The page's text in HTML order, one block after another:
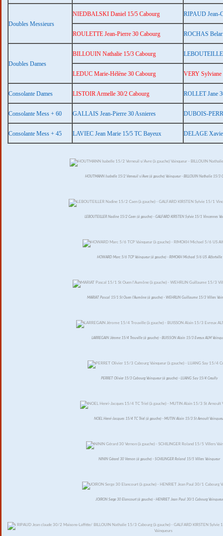
Doubles Messieurs
NIEDBALSKI Daniel 15/5 Cabourg RIPAUD Jean-
ROULETTE Jean-Pierre 30 Cabourg ROCHAS
Doubles Dames
BILLOUIN Nathalie 15/3 Cabourg
LEDUC Marie-Hélène 30 Cabourg VERY Sylviane
Consolante Dames LISTOIR Armelle 30/2 Cabourg ROLLET Jane
Consolante Mess + 60 GALLAIS Jean-Pierre 30 Asnieres DUBOIS-
Consolante Mess + 45 LAVIEC Jean Marie 15/5 TC Bayeux DELAGE
HOUTMANN Isabelle 15/2 Verneuil s/Avre (à gauche) Vainqueur - BILLOUIN Nathalie 15/3
LEBOUTEILLER Nadine 15/2 Caen (à gauche) - GALFARD KIRSTEN Sylvie 15/1 Vincennes
HOWARD Marc 5/6 TCP Vainqueur (à gauche) - RIMOKH Michael 5/6 US Alfortville
MARIAT Pascal 15/1 St Ouen l'Aumône (à gauche) - WEHRLIN Guillaume 15/3 Villers
LARREGAIN Jérome 15/4 Trouville (à gauche) - BUISSON Alain 15/3 Evreux ALM
PERRET Olivier 15/3 Cabourg Vainqueur (à gauche) - LUANG Say 15/4 Creully
NOEL Henri-Jacques 15/4 TC Triel (à gauche) - MUTIN Alain 15/3 St Arnoult
NININ Gérard 30 Vernon (à gauche) - SCHILINGER Roland 15/5 Villers Vainqueur
JOIRON Serge 30 Elancourt (à gauche) - HENRIET Jean Paul 30/1 Cabourg Vainqueur